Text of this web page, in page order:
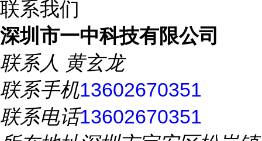
联系我们
深圳市一中科技有限公司
联系人 黄玄龙
联系手机13602670351
联系电话13602670351